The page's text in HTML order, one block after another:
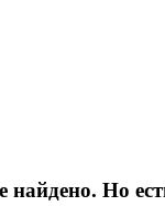
найдено. Но